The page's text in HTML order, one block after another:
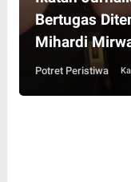
Bertugas
Mihardi
AKBP Boby
Potret Peristiwa